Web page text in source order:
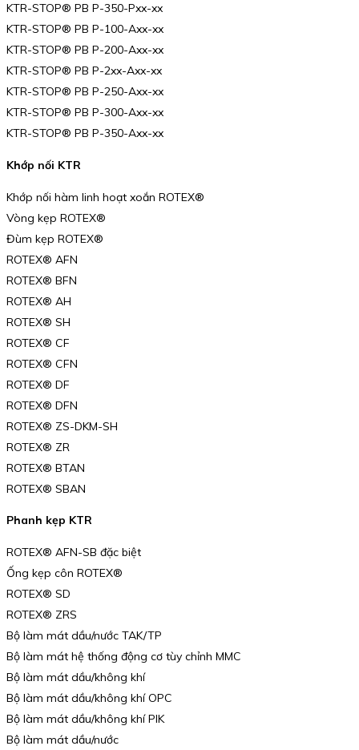
KTR-STOP® PB P-350-Pxx-xx
KTR-STOP® PB P-100-Axx-xx
KTR-STOP® PB P-200-Axx-xx
KTR-STOP® PB P-2xx-Axx-xx
KTR-STOP® PB P-250-Axx-xx
KTR-STOP® PB P-300-Axx-xx
KTR-STOP® PB P-350-Axx-xx
Khớp nối KTR
Khớp nối hàm linh hoạt xoắn ROTEX®
Vòng kẹp ROTEX®
Đùm kẹp ROTEX®
ROTEX® AFN
ROTEX® BFN
ROTEX® AH
ROTEX® SH
ROTEX® CF
ROTEX® CFN
ROTEX® DF
ROTEX® DFN
ROTEX® ZS-DKM-SH
ROTEX® ZR
ROTEX® BTAN
ROTEX® SBAN
Phanh kẹp KTR
ROTEX® AFN-SB đặc biệt
Ống kẹp côn ROTEX®
ROTEX® SD
ROTEX® ZRS
Bộ làm mát dầu/nước TAK/TP
Bộ làm mát hệ thống động cơ tùy chỉnh MMC
Bộ làm mát dầu/không khí
Bộ làm mát dầu/không khí OPC
Bộ làm mát dầu/không khí PIK
Bộ làm mát dầu/nước